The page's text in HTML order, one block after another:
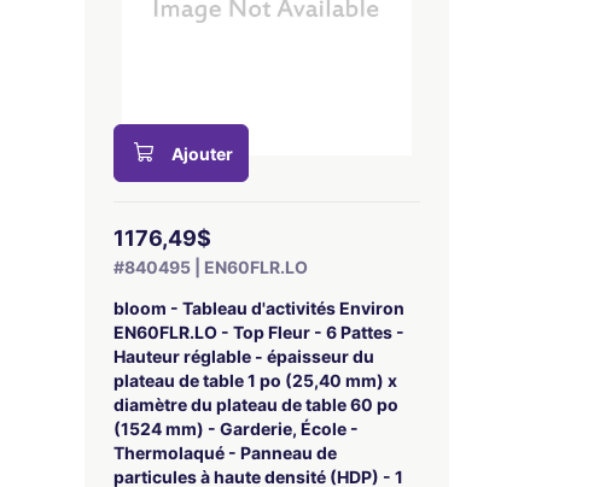
Ajouter
1176,49$
#840495 | EN60FLR.LO
bloom - Tableau d'activités Environ
EN60FLR.LO - Top Fleur - 6 Pattes -
Hauteur réglable - épaisseur du
plateau de table 1 po (25,40 mm) x
diamètre du plateau de table 60 po
(1524 mm) - Garderie, École -
Thermolaqué - Panneau de
particules à haute densité (HDP) - 1